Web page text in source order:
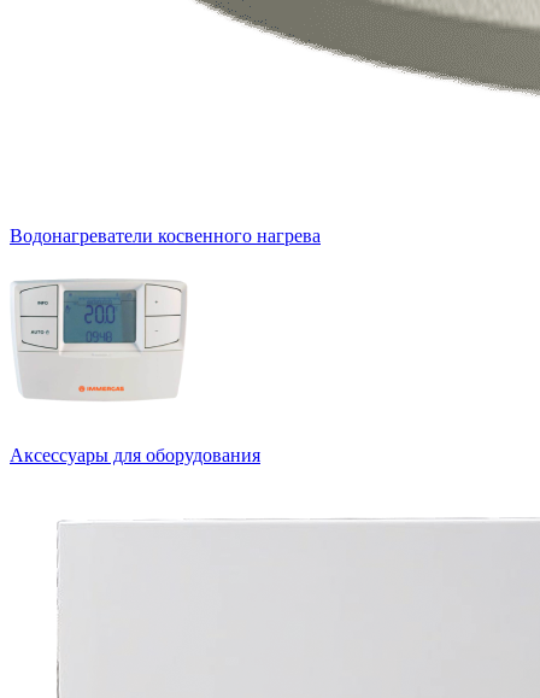
Водонагреватели косвенного нагрева
Аксессуары для оборудования